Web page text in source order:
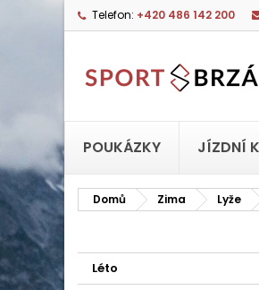
Telefon: +420 486 142 200
POUKÁZKY JÍZDNÍ
Domů Zima Lyže
Léto